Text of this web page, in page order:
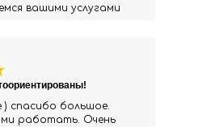
спасибо большое.
работать. Очень
вашими услугами